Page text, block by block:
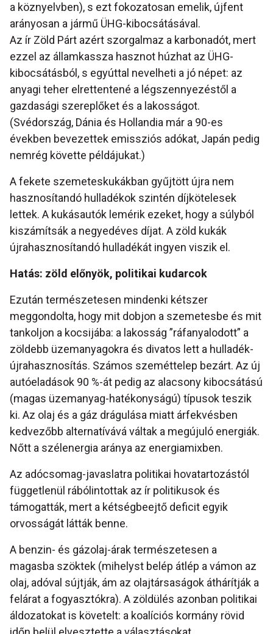
a köznyelvben), s ezt fokozatosan emelik, újfent
arányosan a jármű ÜHG-kibocsátásával.
Az ír Zöld Párt azért szorgalmaz a karbonadót, mert
ezzel az államkassza hasznot húzhat az ÜHG-
kibocsátásból, s egyúttal nevelheti a jó népet: az
anyagi teher elrettentené a légszennyezéstől a
gazdasági szereplőket és a lakosságot.
(Svédország, Dánia és Hollandia már a 90-es
években bevezettek emissziós adókat, Japán pedig
nemrég követte példájukat.)
A fekete szemeteskukákban gyűjtött újra nem
hasznosítandó hulladékok szintén díjkötelesek
lettek. A kukásautók lemérik ezeket, hogy a súlyból
kiszámítsák a negyedéves díjat. A zöld kukák
újrahasznosítandó hulladékát ingyen viszik el.
Hatás: zöld előnyök, politikai kudarcok
Ezután természetesen mindenki kétszer
meggondolta, hogy mit dobjon a szemetesbe és mit
tankoljon a kocsijába: a lakosság ”ráfanyalodott” a
zöldebb üzemanyagokra és divatos lett a hulladék-
újrahasznosítás. Számos szeméttelep bezárt. Az új
autóeladások 90 %-át pedig az alacsony kibocsátású
(magas üzemanyag-hatékonyságú) típusok teszik
ki. Az olaj és a gáz drágulása miatt árfekvésben
kedvezőbb alternatívává váltak a megújuló energiák.
Nőtt a szélenergia aránya az energiamixben.
Az adócsomag-javaslatra politikai hovatartozástól
függetlenül rábólintottak az ír politikusok és
támogatták, mert a kétségbeejtő deficit egyik
orvosságát látták benne.
A benzin- és gázolaj-árak természetesen a
magasba szöktek (mihelyst belép átlép a vámon az
olaj, adóval sújtják, ám az olajtársaságok áthárítják a
felárat a fogyasztókra). A zöldülés azonban politikai
áldozatokat is követelt: a koalíciós kormány rövid